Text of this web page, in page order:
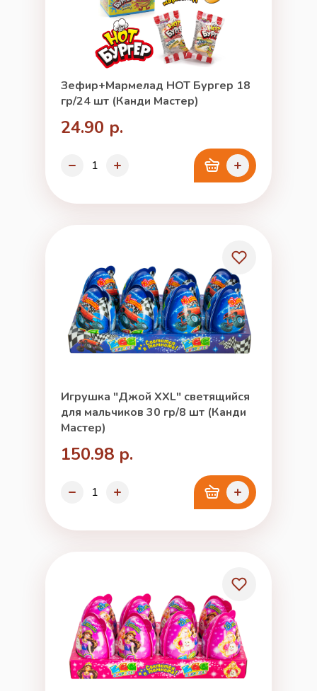
Зефир+Мармелад HOT Бургер 18
гр/24 шт (Канди Мастер)
24.90 р.
Игрушка "Джой XXL" светящийся
для мальчиков 30 гр/8 шт (Канди
Мастер)
150.98 р.